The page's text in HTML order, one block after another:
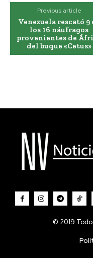
Previous article
Venezuela rescató 9
los 16 náufragos
provenientes de
del buque «Cetus»
© 2019